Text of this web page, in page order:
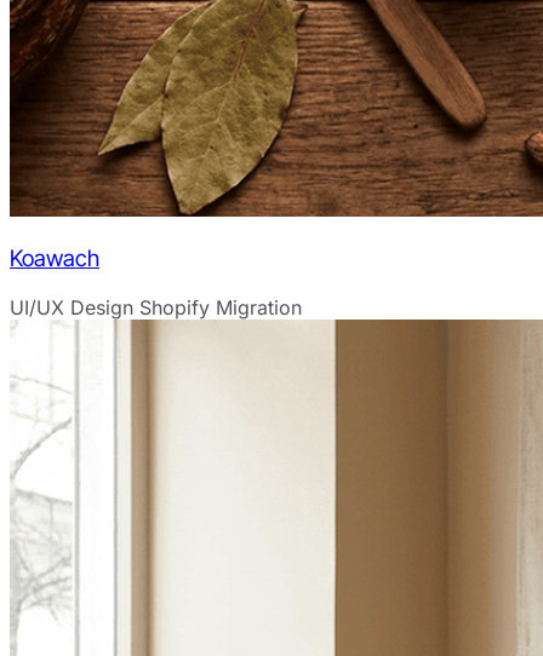
Koawach
UI/UX Design Shopify Migration